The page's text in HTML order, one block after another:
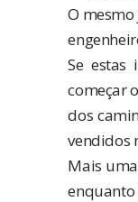
O
Se estas
começar
dos
vendidos
Mais